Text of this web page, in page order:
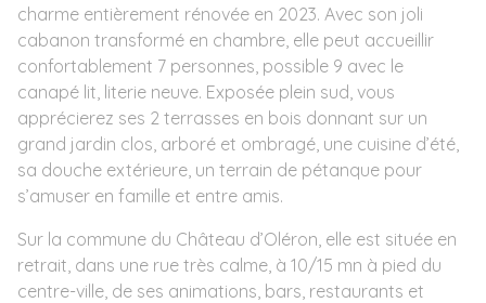
charme entièrement rénovée en 2023. Avec son joli
cabanon transformé en chambre, elle peut accueillir
confortablement 7 personnes, possible 9 avec le
canapé lit, literie neuve. Exposée plein sud, vous
apprécierez ses 2 terrasses en bois donnant sur un
grand jardin clos, arboré et ombragé, une cuisine d’été,
sa douche extérieure, un terrain de pétanque pour
s’amuser en famille et entre amis.
Sur la commune du Château d’Oléron, elle est située en
retrait, dans une rue très calme, à 10/15 mn à pied du
centre-ville, de ses animations, bars, restaurants et